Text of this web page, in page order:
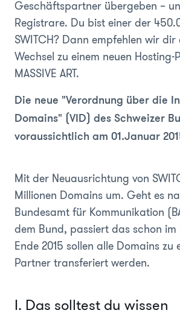
Geschäftspartner übergeben –
Registrare. Du bist einer der
SWITCH? Dann empfehlen wir dir
Wechsel zu einem neuen Hosting-
MASSIVE ART.
Die neue "Verordnung über die
Domains" (VID) des Schweizer
voraussichtlich am 01.Januar
Mit der Neuausrichtung von
Millionen Domains um. Geht es
Bundesamt für Kommunikation
dem Bund, passiert das schon im
Ende 2015 sollen alle Domains zu
Partner transferiert werden.
I. Das solltest du wissen